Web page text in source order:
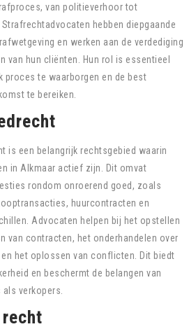
van politieverhoor tot
hebben diepgaande
en werken aan de verdediging
van hun cliënten. Hun rol is essentieel
proces te waarborgen en de best
te bereiken.
is een belangrijk rechtsgebied waarin
in Alkmaar actief zijn. Dit omvat
rondom onroerend goed, zoals
huurcontracten en
Advocaten helpen bij het opstellen
van contracten, het onderhandelen over
het oplossen van conflicten. Dit biedt
en beschermt de belangen van
verkopers.